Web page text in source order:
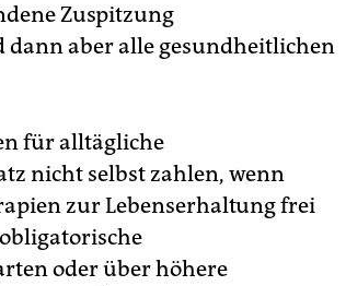
Zuspitzung
aber alle gesundheitlichen
für alltägliche
nicht selbst zahlen, wenn
zur Lebenserhaltung frei
oder über höhere